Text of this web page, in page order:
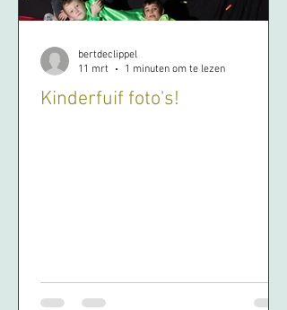
Kinderfuif foto's!
bertdeclippel
11 mrt
1 minuten om te lezen